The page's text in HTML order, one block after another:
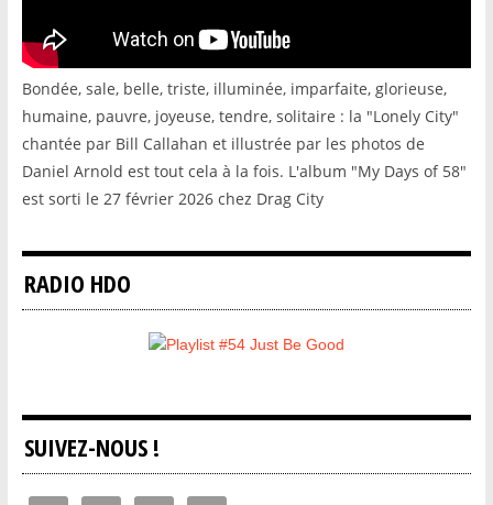
Bondée, sale, belle, triste, illuminée, imparfaite, glorieuse,
humaine, pauvre, joyeuse, tendre, solitaire : la "Lonely City"
chantée par Bill Callahan et illustrée par les photos de
Daniel Arnold est tout cela à la fois. L'album "My Days of 58"
est sorti le 27 février 2026 chez Drag City
RADIO HDO
SUIVEZ-NOUS !